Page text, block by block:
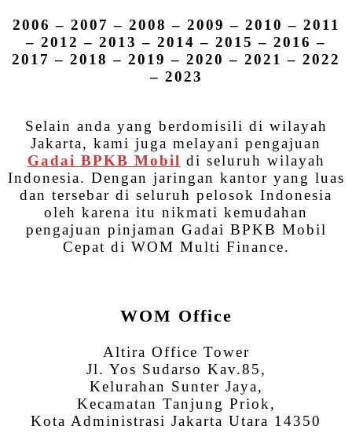
2006 – 2007 – 2008 – 2009 – 2010 – 2011
– 2012 – 2013 – 2014 – 2015 – 2016 –
2017 – 2018 – 2019 – 2020 – 2021 – 2022
– 2023
Selain anda yang berdomisili di wilayah
Jakarta, kami juga melayani pengajuan
Gadai BPKB Mobil di seluruh wilayah
Indonesia. Dengan jaringan kantor yang luas
dan tersebar di seluruh pelosok Indonesia
oleh karena itu nikmati kemudahan
pengajuan pinjaman Gadai BPKB Mobil
Cepat di WOM Multi Finance.
WOM Office
Altira Office Tower
Jl. Yos Sudarso Kav.85,
Kelurahan Sunter Jaya,
Kecamatan Tanjung Priok,
Kota Administrasi Jakarta Utara 14350